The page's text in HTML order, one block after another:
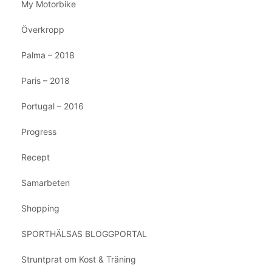
My Motorbike
Överkropp
Palma – 2018
Paris – 2018
Portugal – 2016
Progress
Recept
Samarbeten
Shopping
SPORTHÄLSAS BLOGGPORTAL
Struntprat om Kost & Träning